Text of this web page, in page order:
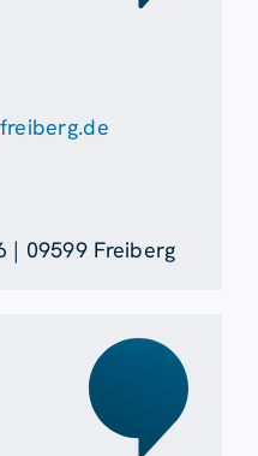
| 09599 Freiberg